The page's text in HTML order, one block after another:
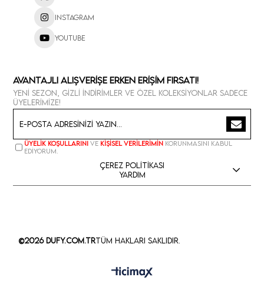
Instagram
Youtube
Avantajlı Alışverişe Erken Erişim Fırsatı!
Yeni sezon, gizli indirimler ve özel koleksiyonlar sadece
üyelerimize!
Üyelik koşullarını ve kişisel verilerimin korunmasını kabul
ediyorum.
Çerez Politikası
Yardım
©2026 Dufy.com.trTüm Hakları Saklıdır.